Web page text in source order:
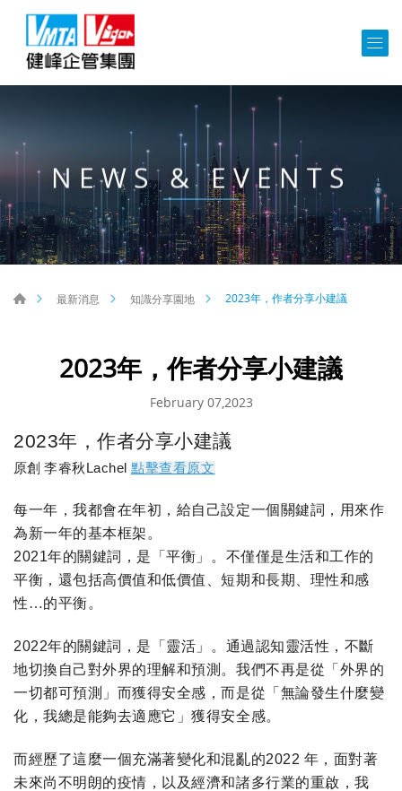
NEWS & EVENTS
最新消息 知識分享園地 2023年，作者分享小建議
2023年，作者分享小建議
February 07,2023
2023年，作者分享小建議
原創 李睿秋 Lachel點擊查看原文
每一年，我都會在年初，給自己設定一個關鍵詞，用來作
為新一年的基本框架。
2021年的關鍵詞，是「平衡」。不僅僅是生活和工作的
平衡，還包括高價值和低價值、短期和長期、理性和感
性…的平衡。
2022年的關鍵詞，是「靈活」。通過認知靈活性，不斷
地切換自己對外界的理解和預測。我們不再是從「外界的
一切都可預測」而獲得安全感，而是從「無論發生什麼變
化，我總是能夠去適應它」獲得安全感。
而經歷了這麼一個充滿著變化和混亂的2022 年，面對著
未來尚不明朗的疫情，以及經濟和諸多行業的重啟，我